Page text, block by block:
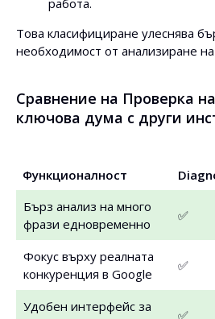
работа.
Това класифициране улеснява
необходимост от анализиране
Сравнение на Проверка
ключова дума с други
Функционалност
Бърз анализ на много
фрази едновременно
✅
Фокус върху реалната
конкуренция в Google
✅
Удобен интерфейс за
✅